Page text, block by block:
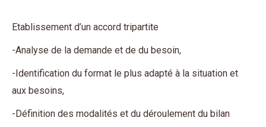
Etablissement d’un accord tripartite
-Analyse de la demande et de du besoin,
-Identification du format le plus adapté à la situation et
aux besoins,
-Définition des modalités et du déroulement du bilan